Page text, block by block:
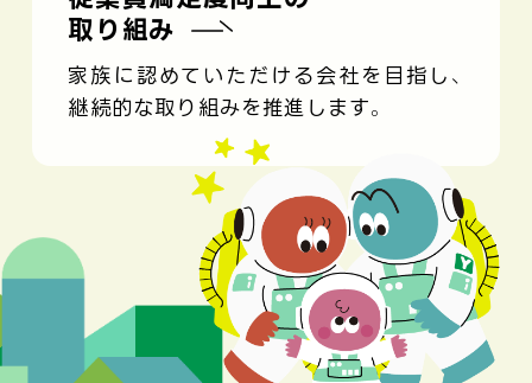
取り組み
家族に認めていただける会社を目指し、
継続的な取り組みを推進します。